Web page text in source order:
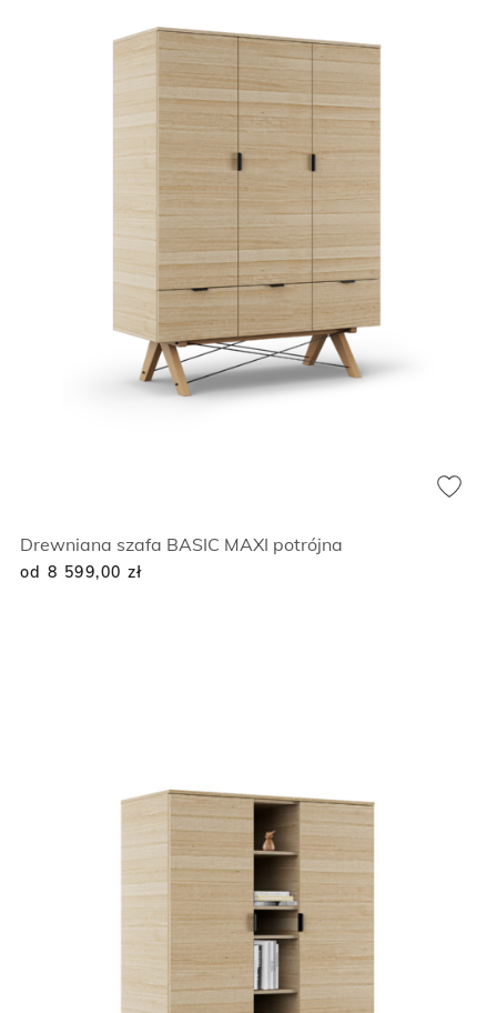
Drewniana szafa BASIC MAXI potrójna
od 8 599,00 zł